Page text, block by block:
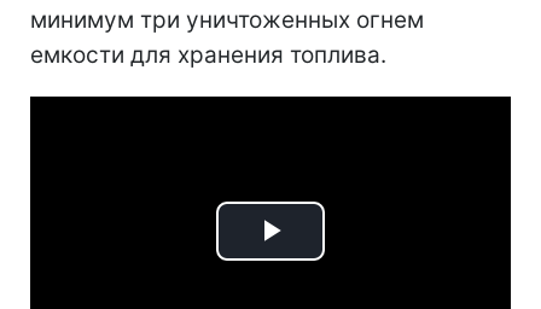
минимум три уничтоженных огнем
емкости для хранения топлива.
Play